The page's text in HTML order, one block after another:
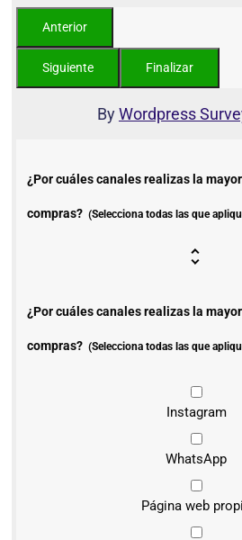
ByWordpress
¿Por cuáles canales realizas la
compras? (Selecciona todas las que
¿Por cuáles canales realizas la
compras? (Selecciona todas las que
Instagram
WhatsApp
Página web